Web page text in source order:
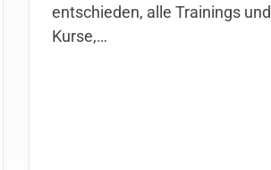
entschieden, alle Trainings und
Kurse,…